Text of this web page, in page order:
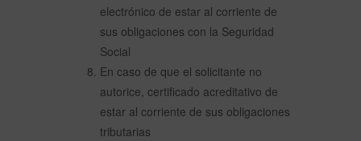
electrónico de estar al corriente de
sus obligaciones con la Seguridad
Social
En caso de que el solicitante no
autorice, certificado acreditativo de
estar al corriente de sus obligaciones
tributarias